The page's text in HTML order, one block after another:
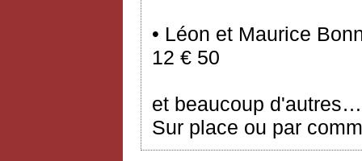
• Léon et Maurice
12 € 50
et beaucoup d'autres…
Sur place ou par